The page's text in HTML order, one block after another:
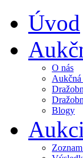
Úvod
O nás
Aukčná
Blogy